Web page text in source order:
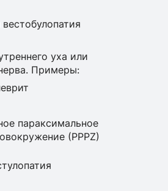
уха или
Примеры:
параксимальное
(PPPZ)